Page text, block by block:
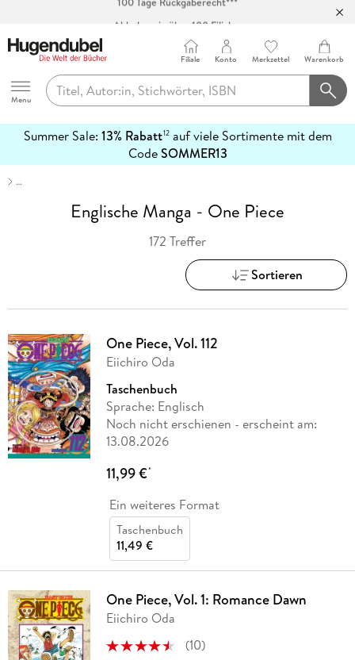
Abholung in über 100 Filialen
Hugendubel
Menu
Filiale Konto Merkzettel Warenkorb
Summer Sale: 13% Rabatt12auf viele Sortimente mit dem
CodeSOMMER13
erfahren
…
Englische Manga - One Piece
172 Treffer
Sortieren
One Piece, Vol. 112
Eiichiro Oda
Taschenbuch
Sprache: Englisch
Noch nicht erschienen - erscheint am:
13.08.2026
11,99 €*
Ein weiteres Format
Taschenbuch
11,49 €
One Piece, Vol. 1: Romance Dawn
Eiichiro Oda
(10)